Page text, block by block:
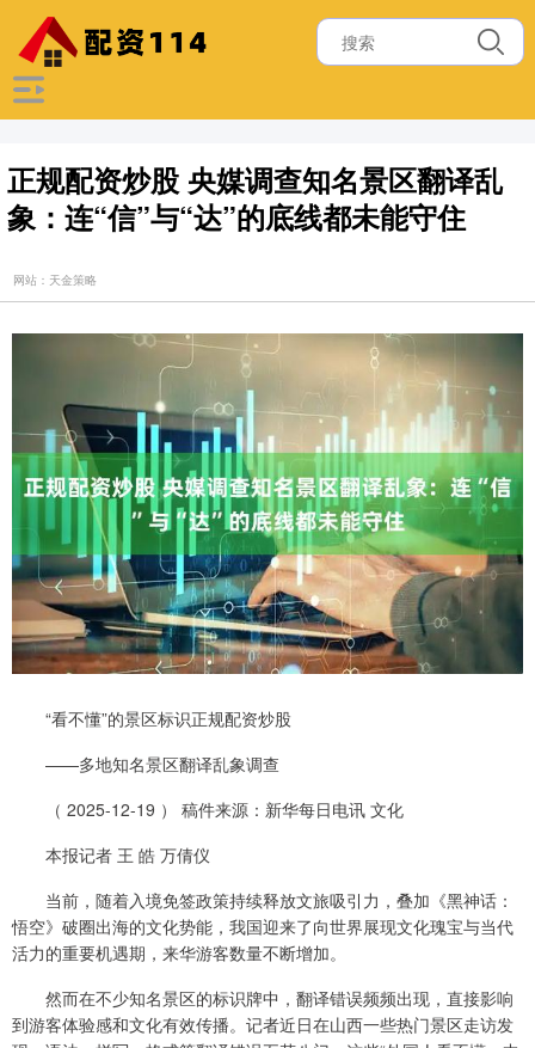
正规配资炒股 央媒调查知名景区翻译乱
象：连“信”与“达”的底线都未能守住
网站：天金策略
“看不懂”的景区标识正规配资炒股
——多地知名景区翻译乱象调查
（ 2025-12-19 ） 稿件来源：新华每日电讯 文化
本报记者 王 皓 万倩仪
当前，随着入境免签政策持续释放文旅吸引力，叠加《黑神话：
悟空》破圈出海的文化势能，我国迎来了向世界展现文化瑰宝与当代
活力的重要机遇期，来华游客数量不断增加。
然而在不少知名景区的标识牌中，翻译错误频频出现，直接影响
到游客体验感和文化有效传播。记者近日在山西一些热门景区走访发